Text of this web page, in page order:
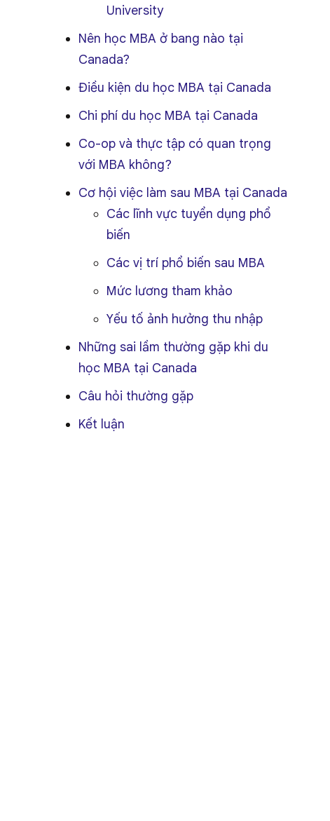
University
Nên học MBA ở bang nào tại
Canada?
Điều kiện du học MBA tại Canada
Chi phí du học MBA tại Canada
Co-op và thực tập có quan trọng
với MBA không?
Cơ hội việc làm sau MBA tại Canada
Các lĩnh vực tuyển dụng phổ
biến
Các vị trí phổ biến sau MBA
Mức lương tham khảo
Yếu tố ảnh hưởng thu nhập
Những sai lầm thường gặp khi du
học MBA tại Canada
Câu hỏi thường gặp
Kết luận